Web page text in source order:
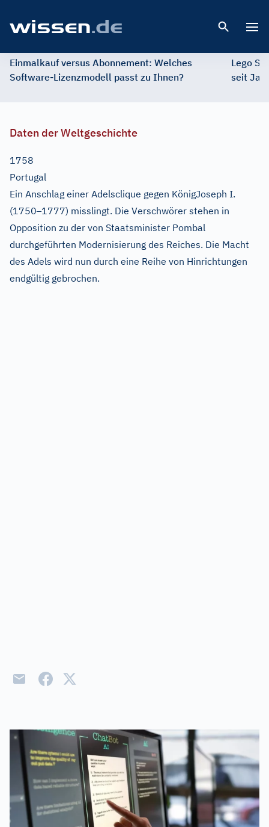
Einmalkauf versus Abonnement: Welches
Software-Lizenzmodell passt zu Ihnen?
Lego
seit
Daten der Weltgeschichte
1758
Portugal
Ein Anschlag einer Adelsclique gegen KönigJoseph I.
(1750–1777) misslingt. Die Verschwörer stehen in
Opposition zu der von Staatsminister Pombal
durchgeführten Modernisierung des Reiches. Die Macht
des Adels wird nun durch eine Reihe von Hinrichtungen
endgültig gebrochen.